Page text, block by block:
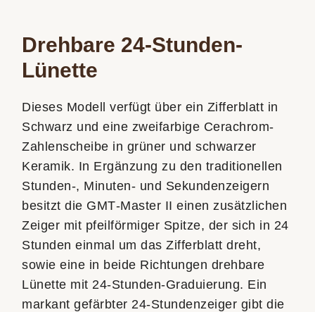
Drehbare 24-Stunden-
Lünette
Dieses Modell verfügt über ein Zifferblatt in
Schwarz und eine zweifarbige Cerachrom-
Zahlenscheibe in grüner und schwarzer
Keramik. In Ergänzung zu den traditionellen
Stunden-, Minuten- und Sekunden­zeigern
besitzt die GMT‑Master II einen zusätzlichen
Zeiger mit pfeilförmiger Spitze, der sich in 24
Stunden einmal um das Zifferblatt dreht,
sowie eine in beide Richtungen drehbare
Lünette mit 24-Stunden-Graduierung. Ein
markant gefärbter 24-Stundenzeiger gibt die